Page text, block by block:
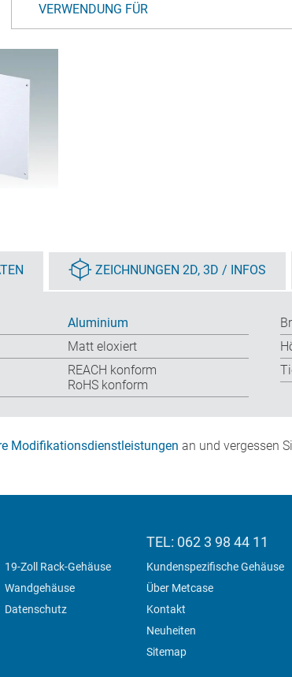
VERWENDUNG FÜR
ZEICHNUNGEN 2D, 3D / INFOS
Aluminium
Matt eloxiert
REACH konform
RoHS konform
Modifikationsdienstleistungen an und vergessen
19-Zoll Rack-Gehäuse
Wandgehäuse
Datenschutz
TEL: 062 3 98 44 11
Kundenspezifische Gehäuse
Über Metcase
Kontakt
Neuheiten
Sitemap